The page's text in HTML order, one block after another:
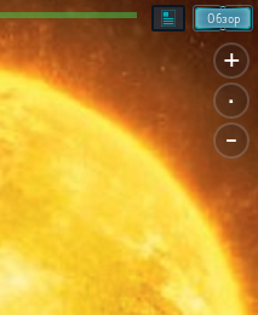
+
.
-
Обзор